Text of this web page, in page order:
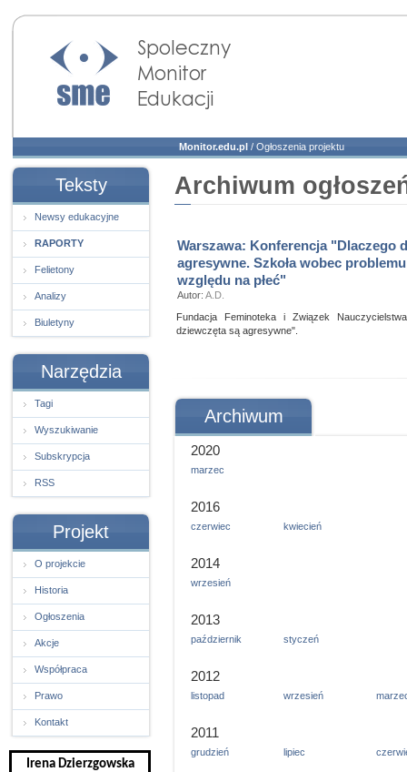
Społeczny Monitor
Edukacji
Monitor.edu.pl / Ogłoszenia projektu
Teksty
Newsy edukacyjne
RAPORTY
Felietony
Analizy
Biuletyny
Narzędzia
Tagi
Wyszukiwanie
Subskrypcja
RSS
Projekt
O projekcie
Historia
Ogłoszenia
Akcje
Współpraca
Prawo
Kontakt
Irena Dzierzgowska
Archiwum
Warszawa: Konferencja "Dlaczego
agresywne. Szkoła wobec
względu na płeć"
Autor: A.D.
Fundacja Feminoteka i Związek
dziewczęta są agresywne".
Archiwum
2020
marzec
2016
czerwiec kwiecień
2014
wrzesień
2013
październik styczeń
2012
listopad wrzesień
2011
grudzień lipiec